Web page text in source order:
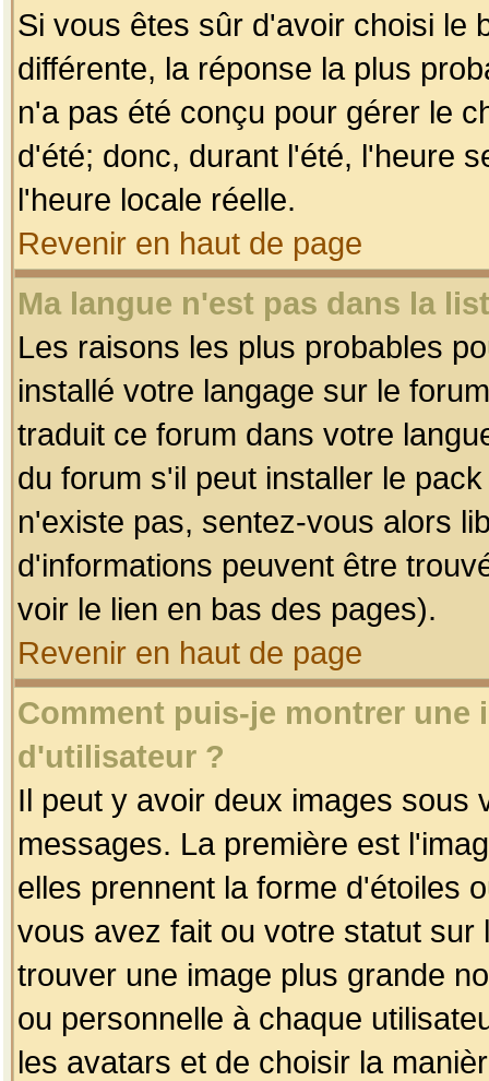
Si vous êtes sûr d'avoir choisi le
différente, la réponse la plus
n'a pas été conçu pour gérer le
d'été; donc, durant l'été, l'heure
l'heure locale réelle.
Revenir en haut de page
Ma langue n'est pas dans la
Les raisons les plus probables
installé votre langage sur le
traduit ce forum dans votre
du forum s'il peut installer le
n'existe pas, sentez-vous alors
d'informations peuvent être
voir le lien en bas des pages).
Revenir en haut de page
Comment puis-je montrer une
d'utilisateur ?
Il peut y avoir deux images sous
messages. La première est
elles prennent la forme d'étoiles
vous avez fait ou votre statut
trouver une image plus grande
ou personnelle à chaque
les avatars et de choisir la